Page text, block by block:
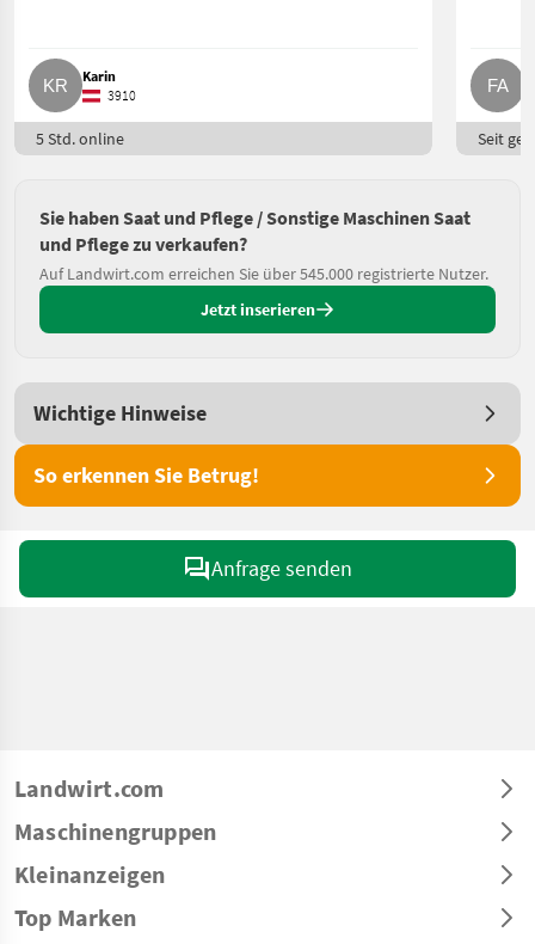
Karin
3910
5 Std. online Seit
Sie haben Saat und Pflege / Sonstige Maschinen Saat
und Pflege zu verkaufen?
Auf Landwirt.com erreichen Sie über 545.000 registrierte Nutzer.
Jetzt inserieren
Wichtige Hinweise
So erkennen Sie Betrug!
Anfrage senden
Landwirt.com
Maschinengruppen
Kleinanzeigen
Top Marken